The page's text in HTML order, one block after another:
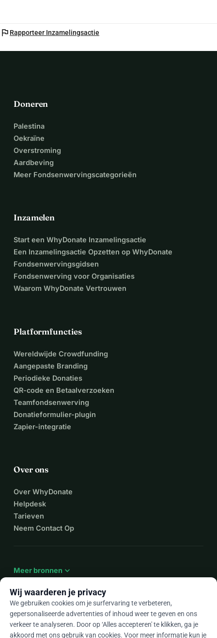
flag Rapporteer Inzamelingsactie
Doneren
Palestina
Oekraïne
Overstroming
Aardbeving
Meer Fondsenwervingscategorieën
Inzamelen
Start een WhyDonate Inzamelingsactie
Een Inzamelingsactie Opzetten op WhyDonate
Fondsenwervingsgidsen
Fondsenwerving voor Organisaties
Waarom WhyDonate Vertrouwen
Platformfuncties
Wereldwijde Crowdfunding
Aangepaste Branding
Periodieke Donaties
QR-code en Betaalverzoeken
Teamfondsenwerving
Donatieformulier-plugin
Zapier-integratie
Over ons
Over WhyDonate
Helpdesk
Tarieven
Neem Contact Op
Meer bronnen expand_more
Nlarrow_drop_down
Wij waarderen je privacy
We gebruiken cookies om je surfervaring te verbeteren,
gepersonaliseerde advertenties of inhoud weer te geven en ons
verkeer te analyseren. Door op ‘Alles accepteren' te klikken, ga je
akkoord met ons gebruik van cookies. Voor meer informatie kun je